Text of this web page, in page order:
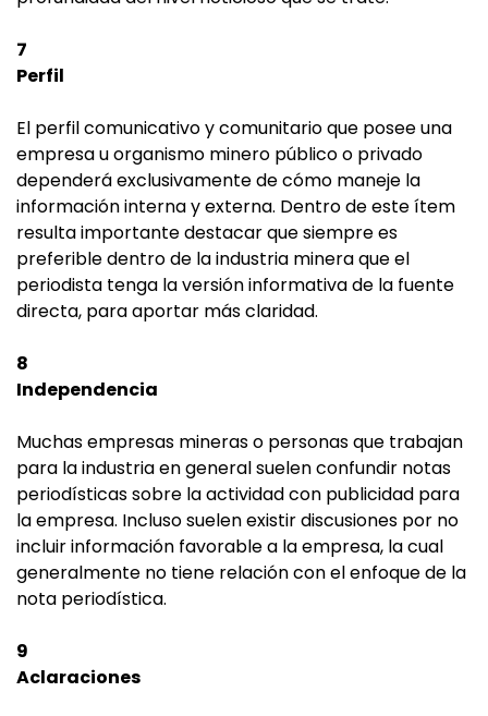
7
Perfil
El perfil comunicativo y comunitario que posee una
empresa u organismo minero público o privado
dependerá exclusivamente de cómo maneje la
información interna y externa. Dentro de este ítem
resulta importante destacar que siempre es
preferible dentro de la industria minera que el
periodista tenga la versión informativa de la fuente
directa, para aportar más claridad.
8
Independencia
Muchas empresas mineras o personas que trabajan
para la industria en general suelen confundir notas
periodísticas sobre la actividad con publicidad para
la empresa. Incluso suelen existir discusiones por no
incluir información favorable a la empresa, la cual
generalmente no tiene relación con el enfoque de la
nota periodística.
9
Aclaraciones